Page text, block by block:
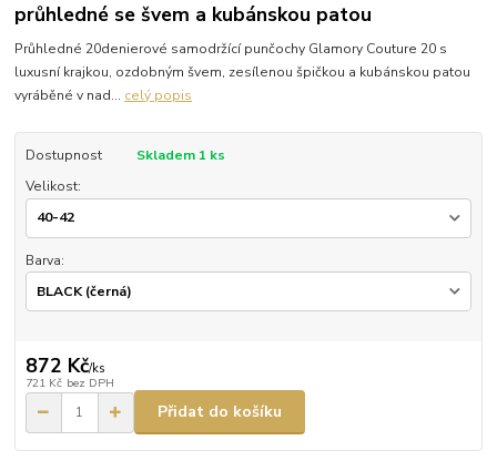
průhledné se švem a kubánskou patou
Průhledné 20denierové samodržící punčochy Glamory Couture 20 s
luxusní krajkou, ozdobným švem, zesílenou špičkou a kubánskou patou
vyráběné v nad... celý popis
Dostupnost
Skladem 1 ks
Velikost:
Barva:
872 Kč/ks
721 Kč bez DPH
Přidat do košíku